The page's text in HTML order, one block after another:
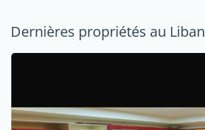
Dernières propriétés au Liban